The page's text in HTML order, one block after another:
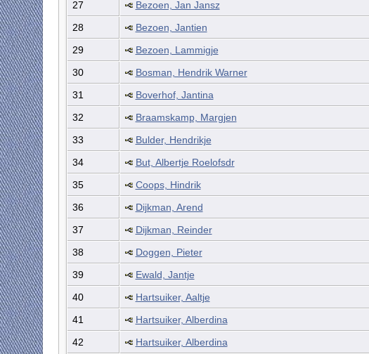
27
Bezoen, Jan Jansz
28
Bezoen, Jantien
29
Bezoen, Lammigje
30
Bosman, Hendrik Warner
31
Boverhof, Jantina
32
Braamskamp, Margjen
33
Bulder, Hendrikje
34
But, Albertje Roelofsdr
35
Coops, Hindrik
36
Dijkman, Arend
37
Dijkman, Reinder
38
Doggen, Pieter
39
Ewald, Jantje
40
Hartsuiker, Aaltje
41
Hartsuiker, Alberdina
42
Hartsuiker, Alberdina